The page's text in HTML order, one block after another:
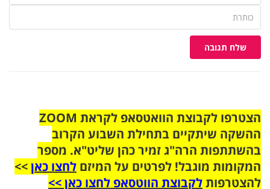
שלח תגובה
הצטרפו לקבוצת הוואטסאפ לקראת ZOOM
ההשקה שיתקיים בתחילת השבוע הקרוב
בהשתתפות הרה"ג זמיר כהן שליט"א. מספר
המקומות מוגבל! לפרטים על המיזם לחצו כאן>>
להצטרפותלקבוצת הווטסאפ לחצו כאן >>